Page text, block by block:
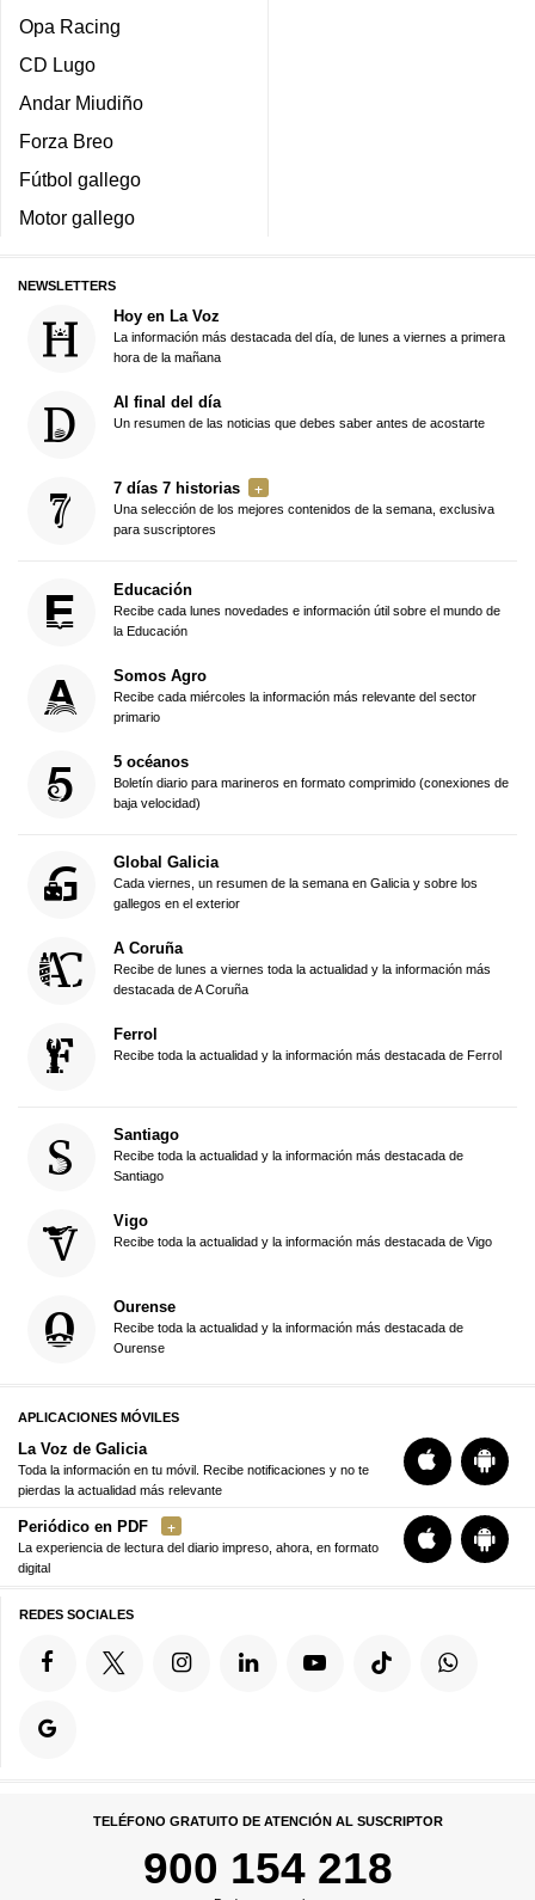
Opa Racing
CD Lugo
Andar Miudiño
Forza Breo
Fútbol gallego
Motor gallego
NEWSLETTERS
Hoy en La Voz
La información más destacada del día, de lunes a viernes a primera
hora de la mañana
Al final del día
Un resumen de las noticias que debes saber antes de acostarte
7 días 7 historias
Una selección de los mejores contenidos de la semana, exclusiva
para suscriptores
Educación
Recibe cada lunes novedades e información útil sobre el mundo de
la Educación
Somos Agro
Recibe cada miércoles la información más relevante del sector
primario
5 océanos
Boletín diario para marineros en formato comprimido (conexiones de
baja velocidad)
Global Galicia
Cada viernes, un resumen de la semana en Galicia y sobre los
gallegos en el exterior
A Coruña
Recibe de lunes a viernes toda la actualidad y la información más
destacada de A Coruña
Ferrol
Recibe toda la actualidad y la información más destacada de Ferrol
Santiago
Recibe toda la actualidad y la información más destacada de
Santiago
Vigo
Recibe toda la actualidad y la información más destacada de Vigo
Ourense
Recibe toda la actualidad y la información más destacada de
Ourense
APLICACIONES MÓVILES
La Voz de Galicia
Toda la información en tu móvil. Recibe notificaciones y no te
pierdas la actualidad más relevante
Periódico en PDF
La experiencia de lectura del diario impreso, ahora, en formato
digital
REDES SOCIALES
TELÉFONO GRATUITO DE ATENCIÓN AL SUSCRIPTOR
900 154 218